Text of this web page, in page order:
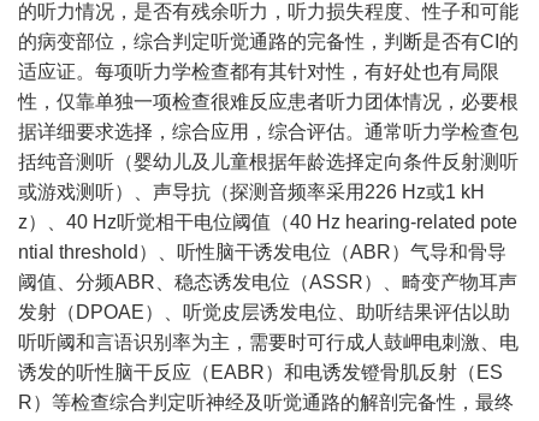
的听力情况，是否有残余听力，听力损失程度、性子和可能
的病变部位，综合判定听觉通路的完备性，判断是否有CI的
适应证。每项听力学检查都有其针对性，有好处也有局限
性，仅靠单独一项检查很难反应患者听力团体情况，必要根
据详细要求选择，综合应用，综合评估。通常听力学检查包
括纯音测听（婴幼儿及儿童根据年龄选择定向条件反射测听
或游戏测听）、声导抗（探测音频率采用226 Hz或1 kH
z）、40 Hz听觉相干电位阈值（40 Hz hearing-related pote
ntial threshold）、听性脑干诱发电位（ABR）气导和骨导
阈值、分频ABR、稳态诱发电位（ASSR）、畸变产物耳声
发射（DPOAE）、听觉皮层诱发电位、助听结果评估以助
听听阈和言语识别率为主，需要时可行成人鼓岬电刺激、电
诱发的听性脑干反应（EABR）和电诱发镫骨肌反射（ES
R）等检查综合判定听神经及听觉通路的解剖完备性，最终